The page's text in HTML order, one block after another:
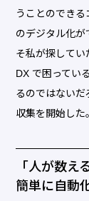
うことのでき
のデジタル化が
そ私が探してい
DX で困ってい
るのではないだ
収集を開始した
「人が数え
簡単に自動